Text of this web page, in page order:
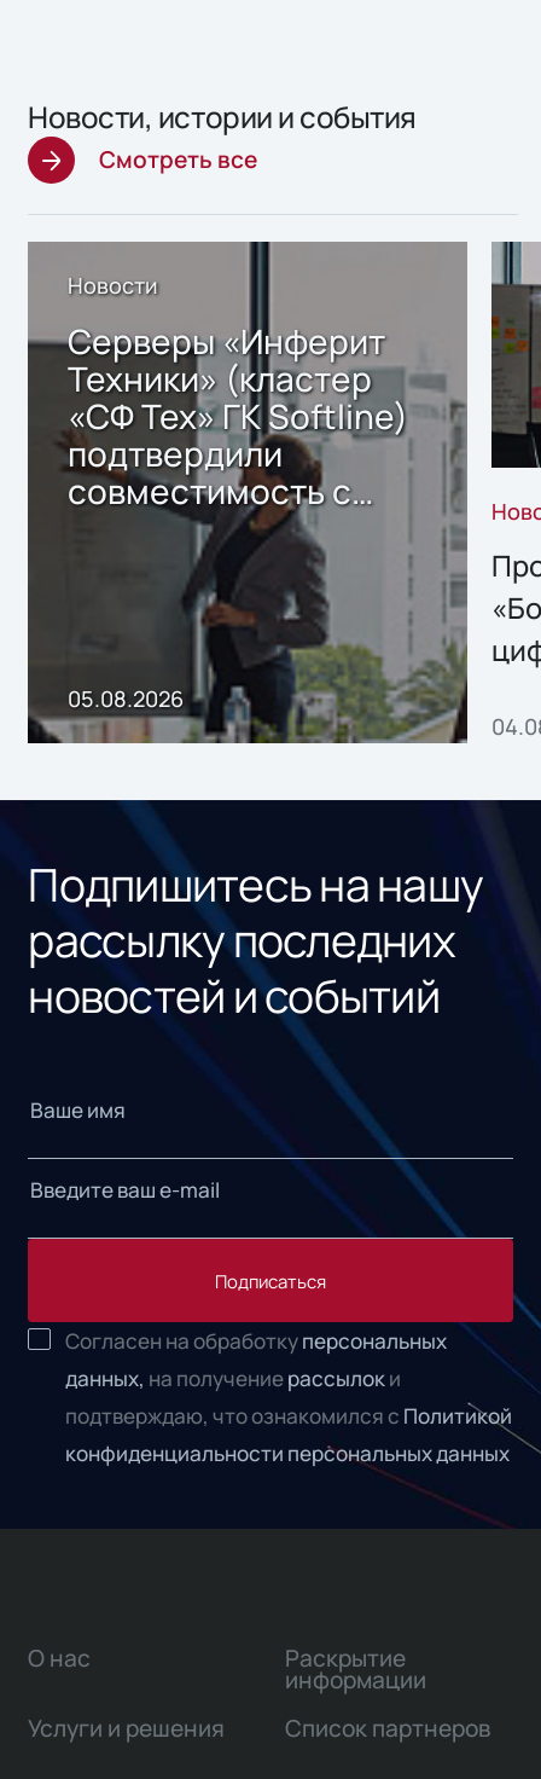
Новости, истории и события
Смотреть все
Новости
Серверы «Инферит
Техники» (кластер
«СФ Тех» ГК Softline)
подтвердили
совместимость с
решением Sharx
Storage 2.x для
хранения данных
05.08.2026
Подпишитесь на нашу
рассылку последних
новостей и событий
Подписаться
Согласен на обработкуперсональных
данных, на получениерассылоки
подтверждаю, что ознакомился с Политикой
конфиденциальности персональных данных
О нас
Услуги и решения
Раскрытие
информации
Список партнеров